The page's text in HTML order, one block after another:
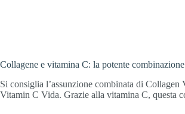
Collagene e vitamina C: la potente combinazione
Si consiglia l’assunzione combinata di Collagen
Vitamin C Vida. Grazie alla vitamina C, questa